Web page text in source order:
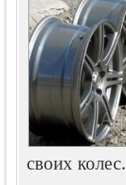
своих колес.